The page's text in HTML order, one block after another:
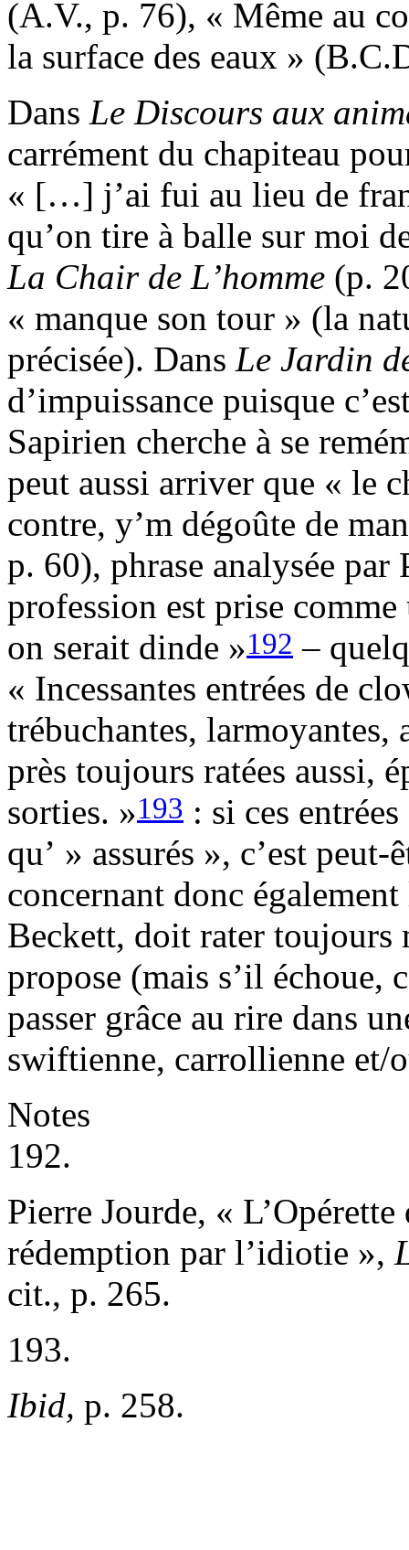
(A.V., p. 76), « Même au
la surface des eaux »
Dans Le Discours aux
carrément du chapiteau
« […] j’ai fui au lieu de
qu’on tire à balle sur moi
La Chair de L’homme (p.
« manque son tour » (la
précisée). Dans Le Jardin
d’impuissance puisque
Sapirien cherche à se
peut aussi arriver que « le
contre, y’m dégoûte de
p. 60), phrase analysée
profession est prise
on serait dinde »192 –
« Incessantes entrées de
trébuchantes, larmoyantes,
près toujours ratées aussi,
sorties. »193 : si ces
qu’ » assurés », c’est
concernant donc
Beckett, doit rater toujours
propose (mais s’il échoue,
passer grâce au rire dans
swiftienne, carrollienne et/
Notes
192.
Pierre Jourde, «
rédemption par l’idiotie »,
cit., p. 265.
193.
Ibid, p. 258.